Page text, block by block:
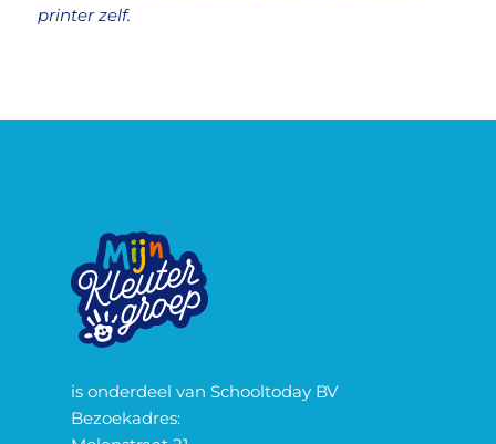
printer zelf.
is onderdeel van Schooltoday BV
Bezoekadres: